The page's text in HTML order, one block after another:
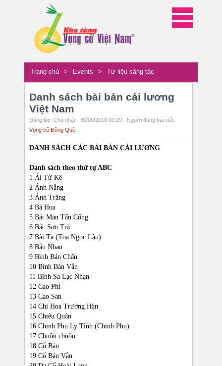
Trang chủ > Events > Tư liệu sáng tác
Danh sách bài bản cải lương
Việt Nam
Đăng lúc: Chủ nhật - 30/09/2018 00:29 - Người đăng bài viết:
Vọng cổ Đồng Quê
DANH SÁCH CÁC BÀI BẢN CẢI LƯƠNG
Danh sách theo thứ tự ABC
1 Ái Tử Kê
2 Ánh Nắng
3 Ánh Trăng
4 Bá Hoa
5 Bát Man Tấn Cống
6 Bắc Sơn Trà
7 Bài Tạ (Tọa Ngọc Lầu)
8 Bắn Nhạn
9 Bình Bán Chấn
10 Bình Bán Vắn
11 Bình Sa Lạc Nhạn
12 Cao Phi
13 Cao San
14 Chi Hoa Trường Hận
15 Chiêu Quân
16 Chinh Phụ Ly Tình (Chinh Phụ)
17 Chuồn chuồn
18 Cổ Bản
19 Cổ Bản Vắn